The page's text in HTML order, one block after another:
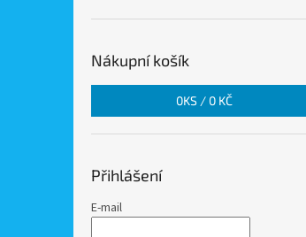
Nákupní košík
0KS / 0 KČ
Přihlášení
E-mail